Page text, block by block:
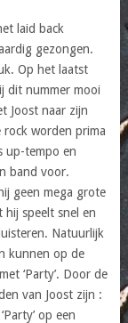
laid back
gezongen.
Op het laatst
dit nummer mooi
Joost naar zijn
worden prima
up-tempo en
band voor.
geen mega grote
speelt snel en
Natuurlijk
kunnen op de
‘Party’. Door de
van Joost zijn :
op een